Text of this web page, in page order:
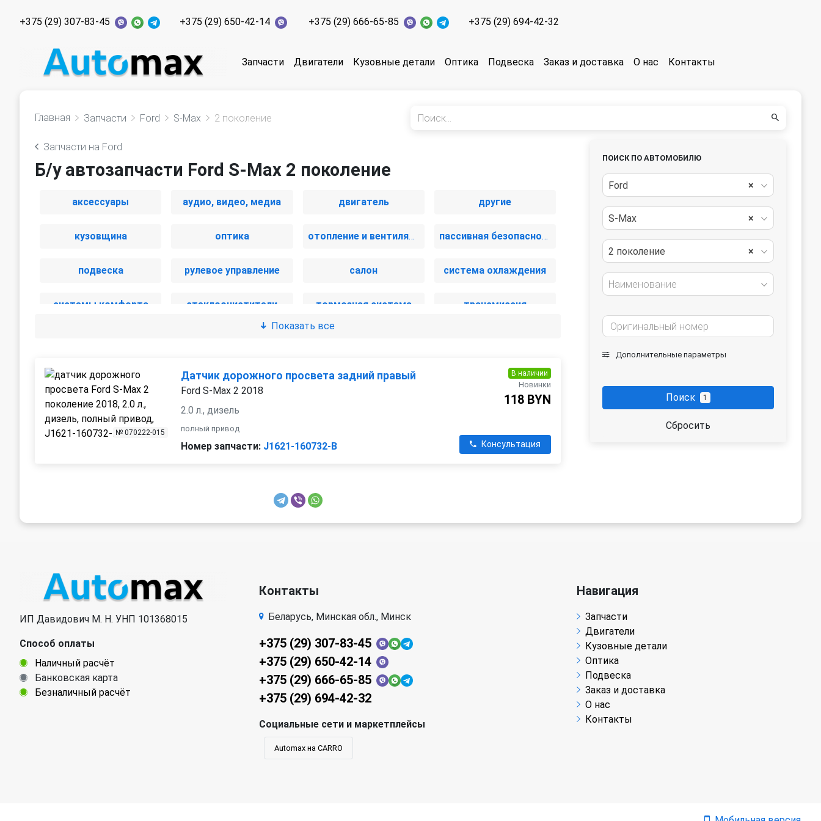
+375 (29) 307-83-45 +375 (29) 650-42-14 +375 (29) 666-65-85 +375 (29) 694-42-32
Запчасти Двигатели Кузовные детали Оптика Подвеска Заказ и доставка О нас Контакты
Главная Запчасти Ford S-Max 2 поколение
Запчасти на Ford
Б/у автозапчасти Ford S-Max 2 поколение
аксессуары аудио, видео, медиа двигатель другие
кузовщина оптика отопление и вентиляция пассивная безопасность
подвеска рулевое управление салон система охлаждения
системы комфорта стеклоочистители тормозная система трансмиссия
Показать все
№ 070222-015
Датчик дорожного просвета задний правый
Ford S-Max 2 2018
2.0 л., дизель
полный привод
Номер запчасти: J1621-160732-B
В наличии
Новинки
118 BYN
Консультация
ПОИСК ПО АВТОМОБИЛЮ
×
Ford
×
S-Max
×
2 поколение
Наименование
Дополнительные параметры
Поиск 1
Сбросить
ИП Давидович М. Н. УНП 101368015
Способ оплаты
Наличный расчёт
Банковская карта
Безналичный расчёт
Контакты
Беларусь, Минская обл., Минск
+375 (29) 307-83-45
+375 (29) 650-42-14
+375 (29) 666-65-85
+375 (29) 694-42-32
Социальные сети и маркетплейсы
Automax на CARRO
Навигация
Запчасти
Двигатели
Кузовные детали
Оптика
Подвеска
Заказ и доставка
О нас
Контакты